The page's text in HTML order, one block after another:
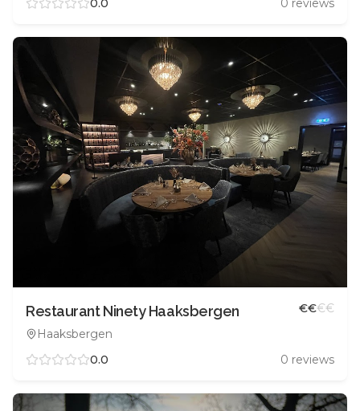
0.0 0 reviews
Restaurant Ninety Haaksbergen
Haaksbergen
€€€€
0.0 0 reviews